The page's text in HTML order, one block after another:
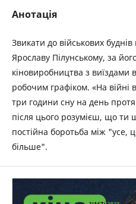
Анотація
Звикати до військових
Ярославу Пілунському, за
кіновиробництва з
робочим графіком. «На
три години сну на день
після цього розумієш, що ти
постійна боротьба між "усе,
більше".